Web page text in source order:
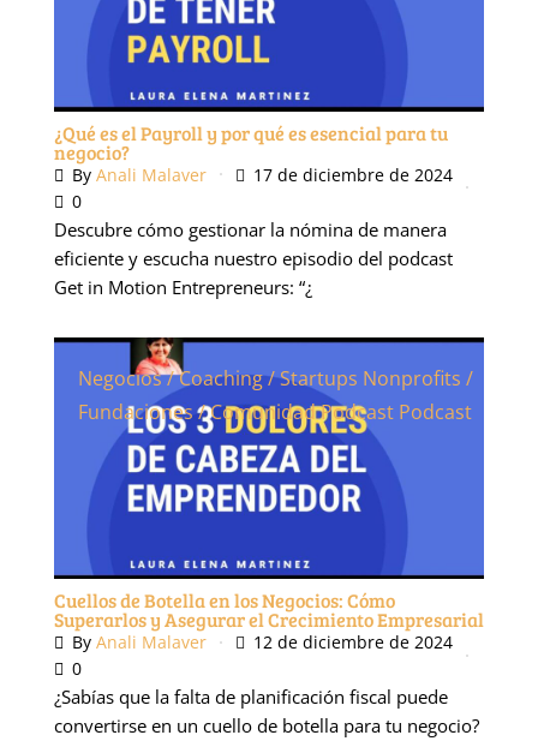
¿Qué es el Payroll y por qué es esencial para tu
negocio?
By Anali Malaver
17 de diciembre de 2024
0
Descubre cómo gestionar la nómina de manera
eficiente y escucha nuestro episodio del podcast
Get in Motion Entrepreneurs: “¿
Negocios / Coaching / Startups Nonprofits /
Fundaciones / Comunidad Podcast Podcast
Cuellos de Botella en los Negocios: Cómo
Superarlos y Asegurar el Crecimiento Empresarial
By Anali Malaver
12 de diciembre de 2024
0
¿Sabías que la falta de planificación fiscal puede
convertirse en un cuello de botella para tu negocio?